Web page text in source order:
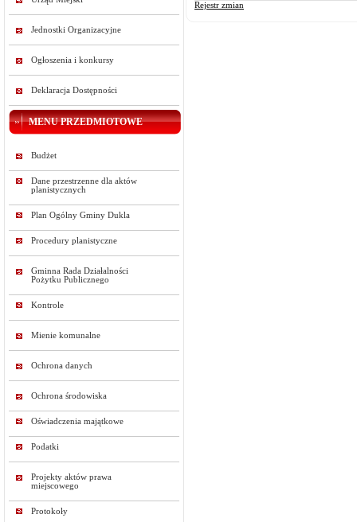
Jednostki Organizacyjne
Ogłoszenia i konkursy
Deklaracja Dostępności
MENU PRZEDMIOTOWE
Budżet
Dane przestrzenne dla aktów
planistycznych
Plan Ogólny Gminy Dukla
Procedury planistyczne
Gminna Rada Działalności
Pożytku Publicznego
Kontrole
Mienie komunalne
Ochrona danych
Ochrona środowiska
Oświadczenia majątkowe
Podatki
Projekty aktów prawa
miejscowego
Protokoły
Rejestr zmian